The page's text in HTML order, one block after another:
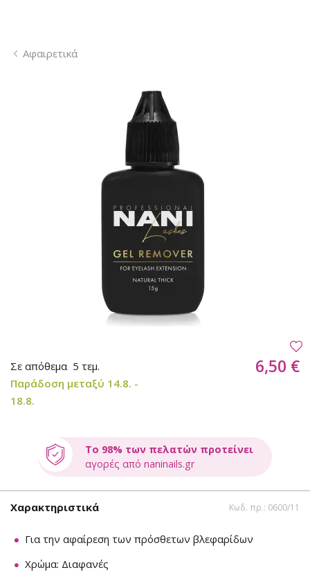
Αφαιρετικά
Σε απόθεμα 5 τεμ.
Παράδοση μεταξύ 14.8. -
18.8.
6,50 €
Το 98% των πελατών προτείνει
αγορές από naninails.gr
Χαρακτηριστικά Κωδ. πρ.: 0600/11
Για την αφαίρεση των πρόσθετων βλεφαρίδων
Χρώμα: Διαφανές